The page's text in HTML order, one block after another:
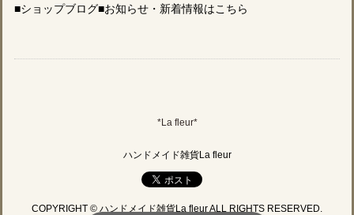
■ショップブログ■お知らせ・新着情報はこちら
*La fleur*
ハンドメイド雑貨La fleur
COPYRIGHT © ハンドメイド雑貨La fleur ALL RIGHTS RESERVED.